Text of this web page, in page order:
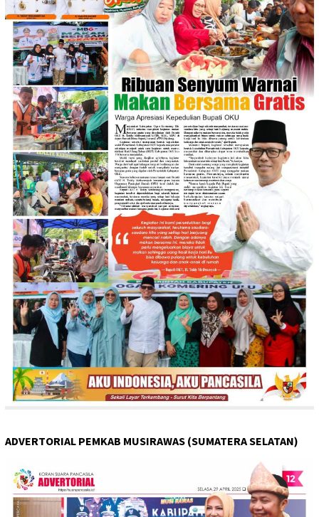
ADVERTORIAL PEMKAB MUSIRAWAS (SUMATERA SELATAN)